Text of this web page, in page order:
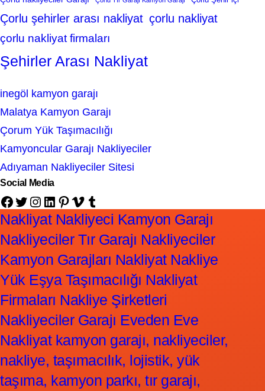
Çorlu şehirler arası nakliyat çorlu nakliyat
çorlu nakliyat firmaları
Şehirler Arası Nakliyat
inegöl kamyon garajı
Malatya Kamyon Garajı
Çorum Yük Taşımacılığı
Kamyoncular Garajı Nakliyeciler
Adıyaman Nakliyeciler Sitesi
Social Media
Facebook Twitter Instagram LinkedIn Pinterest Vimeo Tumblr
Nakliyat Nakliyeci Kamyon Garajı
Nakliyeciler Tır Garajı Nakliyeciler
Kamyon Garajları Nakliyat Nakliye
Yük Eşya Taşımacılığı Nakliyat
Firmaları Nakliye Şirketleri
Nakliyeciler Garajı Eveden Eve
Nakliyat kamyon garajı, nakliyeciler,
nakliye, taşımacılık, lojistik, yük
taşıma, kamyon parkı, tır garajı,